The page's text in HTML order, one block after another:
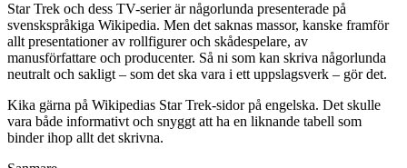
Star Trek och dess TV-serier är någorlunda presenterade på
svenskspråkiga Wikipedia. Men det saknas massor, kanske framför
allt presentationer av rollfigurer och skådespelare, av
manusförfattare och producenter. Så ni som kan skriva någorlunda
neutralt och sakligt – som det ska vara i ett uppslagsverk – gör det.
Kika gärna på Wikipedias Star Trek-sidor på engelska. Det skulle
vara både informativt och snyggt att ha en liknande tabell som
binder ihop allt det skrivna.